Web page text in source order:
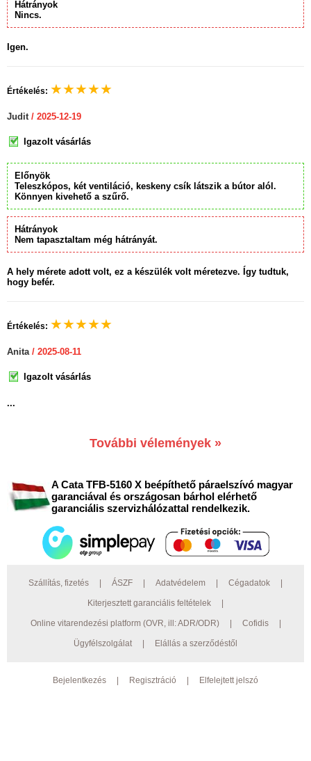
Hátrányok
Nincs.
Igen.
Értékelés: ★★★★★
Judit/ 2025-12-19
Igazolt vásárlás
Előnyök
Teleszkópos, két ventiláció, keskeny csík látszik a bútor alól.
Könnyen kivehető a szűrő.
Hátrányok
Nem tapasztaltam még hátrányát.
A hely mérete adott volt, ez a készülék volt méretezve. Így tudtuk,
hogy befér.
Értékelés: ★★★★★
Anita/ 2025-08-11
Igazolt vásárlás
...
További vélemények »
A Cata TFB-5160 X beépíthető páraelszívó magyar
garanciával és országosan bárhol elérhető
garanciális szervizhálózattal rendelkezik.
Szállítás, fizetés ÁSZF Adatvédelem Cégadatok
Kiterjesztett garanciális feltételek
Online vitarendezési platform (OVR, ill: ADR/ODR) Cofidis
Ügyfélszolgálat Elállás a szerződéstől
Bejelentkezés Regisztráció Elfelejtett jelszó